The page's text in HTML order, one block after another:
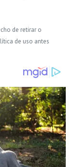
de retirar o
de uso antes